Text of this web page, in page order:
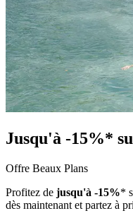
Jusqu'à -15%*
Offre Beaux Plans
Profitez de jusqu'à -15%*
dès maintenant et partez à